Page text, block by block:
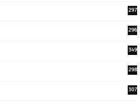
297
296
349
298
307